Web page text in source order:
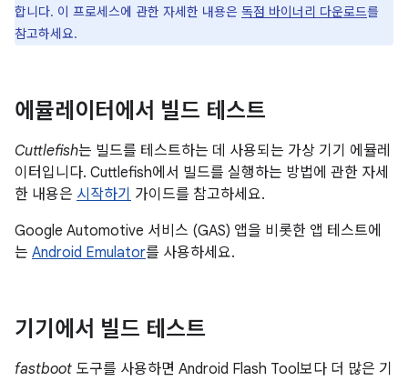
합니다. 이 프로세스에 관한 자세한 내용은 독점 바이너리 다운로드를
참고하세요.
에뮬레이터에서 빌드 테스트
Cuttlefish는 빌드를 테스트하는 데 사용되는 가상 기기 에뮬레
이터입니다. Cuttlefish에서 빌드를 실행하는 방법에 관한 자세
한 내용은 시작하기 가이드를 참고하세요.
Google Automotive 서비스 (GAS) 앱을 비롯한 앱 테스트에
는 Android Emulator를 사용하세요.
기기에서 빌드 테스트
fastboot 도구를 사용하면 Android Flash Tool보다 더 많은 기